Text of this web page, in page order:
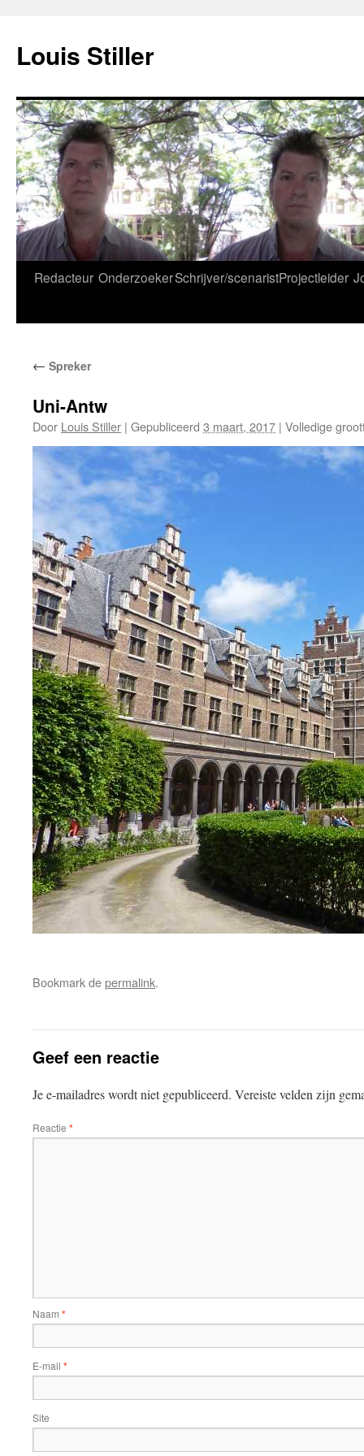
inhoud
Louis Stiller
Redacteur OnderzoekerSchrijver/scenaristProjectleider
← Spreker
Uni-Antw
Door Louis Stiller | Gepubliceerd 3 maart, 2017 | Volledige
Bookmark depermalink.
Geef een reactie
Je e-mailadres wordt niet gepubliceerd. Vereiste velden zijn
Reactie *
Naam *
E-mail *
Site